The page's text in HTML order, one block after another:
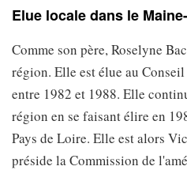
Elue locale dans le
Comme son père, Roselyne
région. Elle est élue au
entre 1982 et 1988. Elle
région en se faisant élire en
Pays de Loire. Elle est alors
préside la Commission de